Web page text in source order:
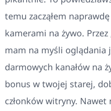
temu zacząłem
kamerami na żywo. Przez
mam na myśli oglądania
darmowych kanałów na
bonus w twojej starej,
członków witryny.